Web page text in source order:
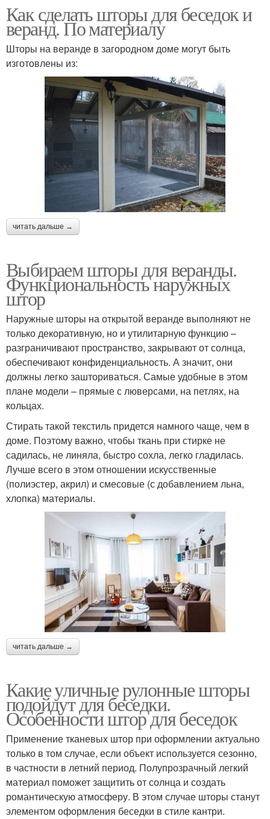
Как сделать шторы для беседок и
веранд. По материалу
Шторы на веранде в загородном доме могут быть
изготовлены из:
читать дальше →
Выбираем шторы для веранды.
Функциональность наружных
штор
Наружные шторы на открытой веранде выполняют не
только декоративную, но и утилитарную функцию –
разграничивают пространство, закрывают от солнца,
обеспечивают конфиденциальность. А значит, они
должны легко зашториваться. Самые удобные в этом
плане модели – прямые с люверсами, на петлях, на
кольцах.
Стирать такой текстиль придется намного чаще, чем в
доме. Поэтому важно, чтобы ткань при стирке не
садилась, не линяла, быстро сохла, легко гладилась.
Лучше всего в этом отношении искусственные
(полиэстер, акрил) и смесовые (с добавлением льна,
хлопка) материалы.
читать дальше →
Какие уличные рулонные шторы
подойдут для беседки.
Особенности штор для беседок
Применение тканевых штор при оформлении актуально
только в том случае, если объект используется сезонно,
в частности в летний период. Полупрозрачный легкий
материал поможет защитить от солнца и создать
романтическую атмосферу. В этом случае шторы станут
элементом оформления беседки в стиле кантри.